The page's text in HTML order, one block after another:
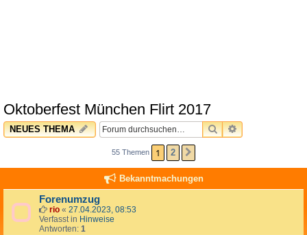
Oktoberfest München Flirt 2017
NEUES THEMA SUCHEERWEITERTE
55 Themen 1 2
Bekanntmachungen
Forenumzug
rio « 27.04.2023, 08:53
Verfasst in Hinweise
Antworten: 1